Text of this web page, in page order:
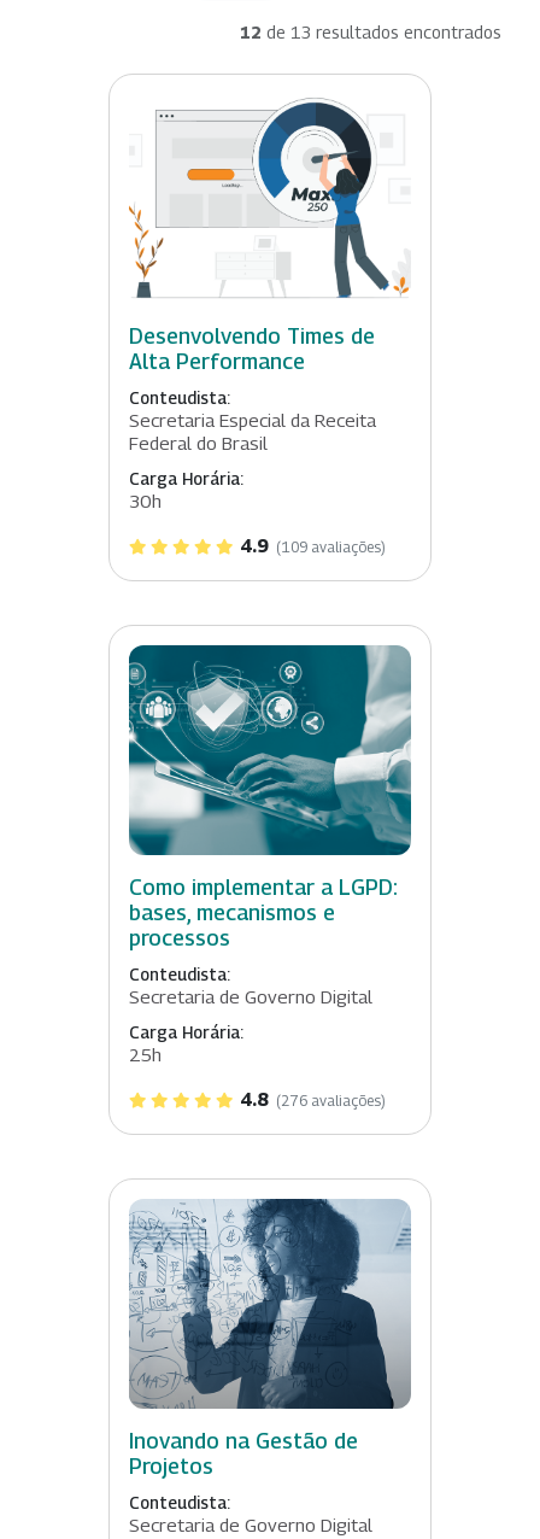
12 de 13 resultados encontrados
Desenvolvendo Times de
Alta Performance
Conteudista:
Secretaria Especial da Receita
Federal do Brasil
Carga Horária:
30h
4.9 (109 avaliações)
Como implementar a LGPD:
bases, mecanismos e
processos
Conteudista:
Secretaria de Governo Digital
Carga Horária:
25h
4.8 (276 avaliações)
Inovando na Gestão de
Projetos
Conteudista:
Secretaria de Governo Digital